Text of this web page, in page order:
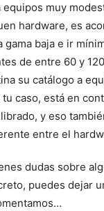
equipos muy
hardware, es
gama baja e ir
de entre 60 y
su catálogo a
tu caso, está en
y eso
entre el
dudas sobre
puedes dejar